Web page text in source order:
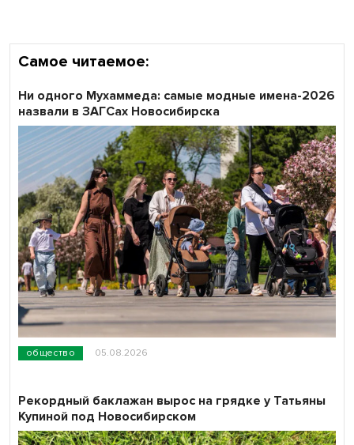
Самое читаемое:
общество 05.08.2026
Ни одного Мухаммеда: самые модные имена-2026
назвали в ЗАГСах Новосибирска
Рекордный баклажан вырос на грядке у Татьяны
Купиной под Новосибирском